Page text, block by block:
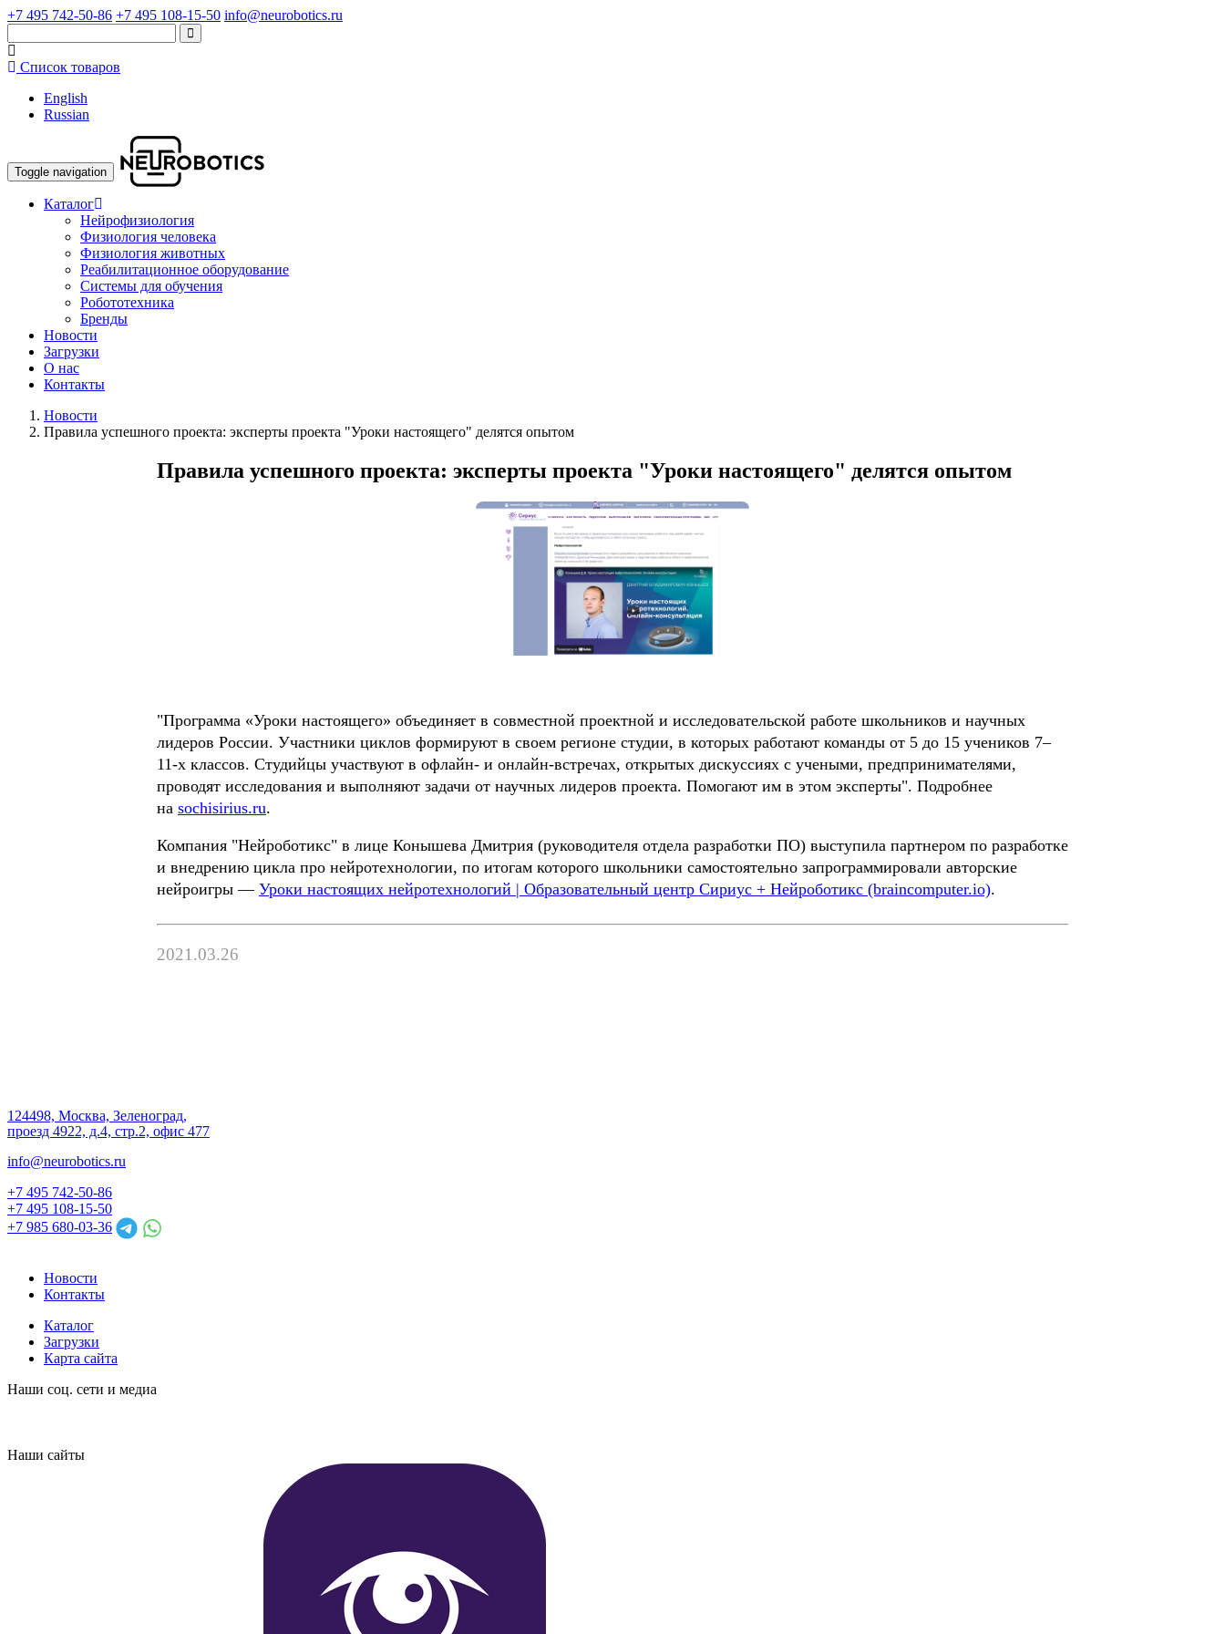
+7 495 742-50-86 +7 495 108-15-50 info@neurobotics.ru
Список товаров
English
Russian
Toggle navigation
Каталог
Нейрофизиология
Физиология человека
Физиология животных
Реабилитационное оборудование
Системы для обучения
Робототехника
Бренды
Новости
Загрузки
О нас
Контакты
Новости
Правила успешного проекта: эксперты проекта "Уроки настоящего" делятся опытом
Правила успешного проекта: эксперты проекта "Уроки настоящего" делятся опытом
"Программа «Уроки настоящего» объединяет в совместной проектной и исследовательской работе школьников и научных
лидеров России. Участники циклов формируют в своем регионе студии, в которых работают команды от 5 до 15 учеников 7–
11-х классов. Студийцы участвуют в офлайн- и онлайн-встречах, открытых дискуссиях с учеными, предпринимателями,
проводят исследования и выполняют задачи от научных лидеров проекта. Помогают им в этом эксперты". Подробнее
на sochisirius.ru.
Компания "Нейроботикс" в лице Конышева Дмитрия (руководителя отдела разработки ПО) выступила партнером по разработке
и внедрению цикла про нейротехнологии, по итогам которого школьники самостоятельно запрограммировали авторские
нейроигры — Уроки настоящих нейротехнологий | Образовательный центр Сириус + Нейроботикс (braincomputer.io).
2021.03.26
124498, Москва, Зеленоград,
проезд 4922, д.4, стр.2, офис 477
info@neurobotics.ru
+7 495 742-50-86
+7 495 108-15-50
+7 985 680-03-36
Новости
Контакты
Каталог
Загрузки
Карта сайта
Наши соц. сети и медиа
Наши сайты